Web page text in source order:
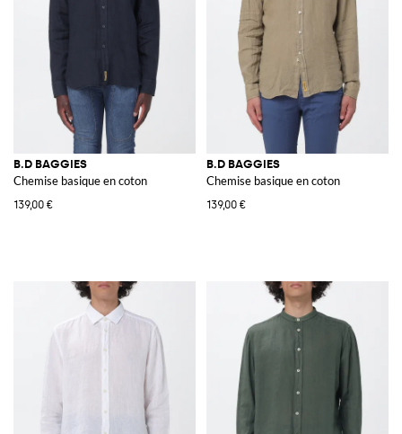
B.D BAGGIES
Chemise basique en coton
139,00 €
B.D BAGGIES
Chemise basique en coton
139,00 €